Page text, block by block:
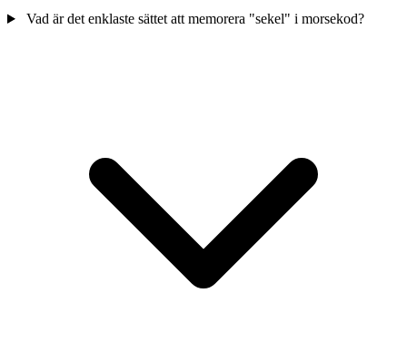
Vad är det enklaste sättet att memorera "sekel" i morsekod?